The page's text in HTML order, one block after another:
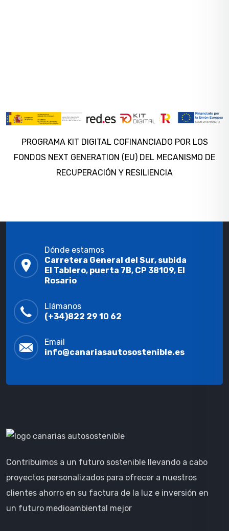
PROGRAMA KIT DIGITAL COFINANCIADO POR LOS
FONDOS NEXT GENERATION (EU) DEL MECANISMO DE
RECUPERACIÓN Y RESILIENCIA
Dónde estamos
Carretera General del Sur, subida
El Tablero, puerta 7B, CP 38109, El
Rosario
Llámanos
(+34)822 29 10 62
Email
info@canariasautosostenible.es
Contribuimos a un futuro sostenible llevando a cabo
proyectos personalizados para ofrecer a nuestros
clientes ahorro en su factura de la luz e inversión en
un futuro medioambiental mejor